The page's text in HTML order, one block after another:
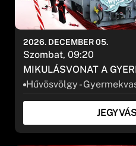
MIKULÁSVONAT A
Hűvösvölgy -
2026. DECEMBER 05.
Szombat, 09:20